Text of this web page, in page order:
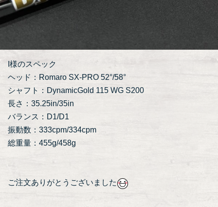
I様のスペック
ヘッド：Romaro SX-PRO 52°/58°
シャフト：DynamicGold 115 WG S200
長さ：35.25in/35in
バランス：D1/D1
振動数：333cpm/334cpm
総重量：455g/458g
ご注文ありがとうございました